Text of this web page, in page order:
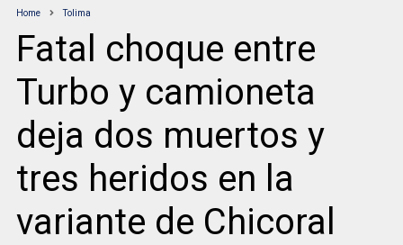
Home Tolima
Fatal choque entre
Turbo y camioneta
deja dos muertos y
tres heridos en la
variante de Chicoral